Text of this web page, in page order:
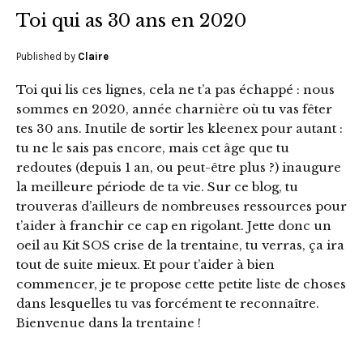
Toi qui as 30 ans en 2020
Published by Claire
Toi qui lis ces lignes, cela ne t’a pas échappé : nous
sommes en 2020, année charnière où tu vas fêter
tes 30 ans. Inutile de sortir les kleenex pour autant :
tu ne le sais pas encore, mais cet âge que tu
redoutes (depuis 1 an, ou peut-être plus ?) inaugure
la meilleure période de ta vie. Sur ce blog, tu
trouveras d’ailleurs de nombreuses ressources pour
t’aider à franchir ce cap en rigolant. Jette donc un
oeil au Kit SOS crise de la trentaine, tu verras, ça ira
tout de suite mieux. Et pour t’aider à bien
commencer, je te propose cette petite liste de choses
dans lesquelles tu vas forcément te reconnaître.
Bienvenue dans la trentaine !